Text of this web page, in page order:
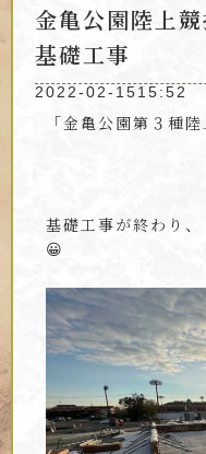
金亀公園陸上
基礎工事
2022-02-1515:52
「金亀公園第３種
基礎工事が終わり
😀